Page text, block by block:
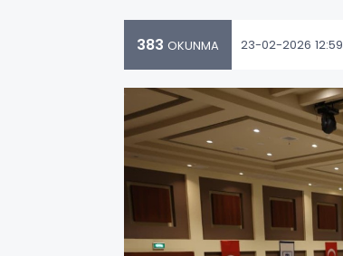
383 OKUNMA 23-02-2026 12:59